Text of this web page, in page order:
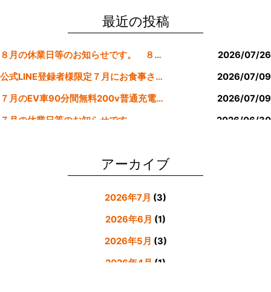
k
最近の投稿
８月の休業日等のお知らせです。 ８月より定休日は金曜日のみにします。
2026/07/26
公式LINE登録者様限定７月にお食事された方にサービスクーポン発行
2026/07/09
７月のEV車90分間無料200v普通充電クーポン券！！
2026/07/09
７月の休業日等のお知らせです。
2026/06/30
アーカイブ
2026年7月 (3)
2026年6月 (1)
2026年5月 (3)
2026年4月 (1)